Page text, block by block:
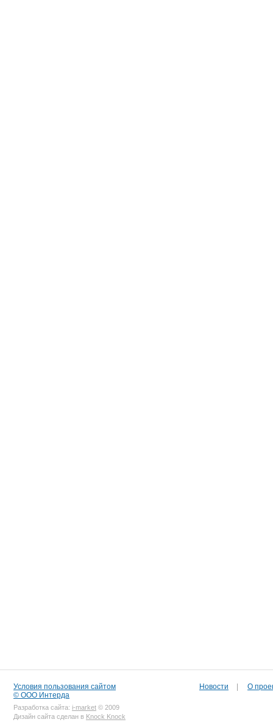
Условия пользования сайтом
© ООО Интерда
Разработка сайта: i-market © 2009
Дизайн сайта сделан в Knock Knock
Новости О